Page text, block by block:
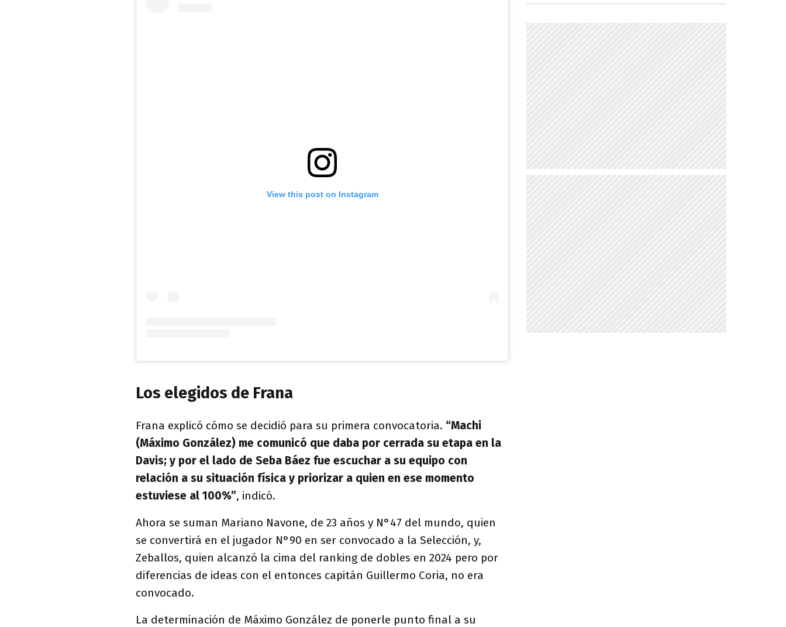
View this post on Instagram
Los elegidos de Frana
Frana explicó cómo se decidió para su primera convocatoria. “Machi
(Máximo González) me comunicó que daba por cerrada su etapa en la
Davis; y por el lado de Seba Báez fue escuchar a su equipo con
relación a su situación física y priorizar a quien en ese momento
estuviese al 100%”, indicó.
Ahora se suman Mariano Navone, de 23 años y N°47 del mundo, quien
se convertirá en el jugador N°90 en ser convocado a la Selección, y,
Zeballos, quien alcanzó la cima del ranking de dobles en 2024 pero por
diferencias de ideas con el entonces capitán Guillermo Coria, no era
convocado.
La determinación de Máximo González de ponerle punto final a su